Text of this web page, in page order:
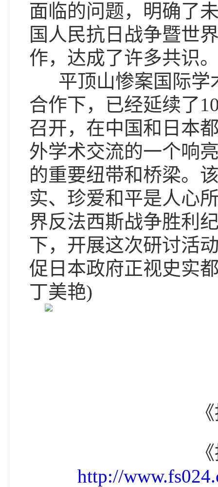
面临的问题，明确了
国人民抗日战争暨世
作，达成了许多共识
平顶山惨案国际学
合作下，已经延续了
召开，在中国和日本
外学术交流的一个响
的重要纽带和桥梁。
实、珍爱和平是人心
界反法西斯战争胜利
下，开展这次研讨活
促日本政府正视史实
丁美艳)
http://